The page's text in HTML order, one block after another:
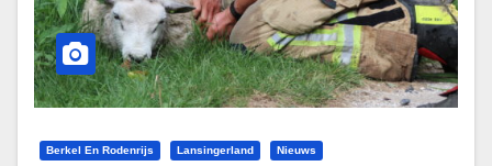
Berkel En Rodenrijs Lansingerland Nieuws